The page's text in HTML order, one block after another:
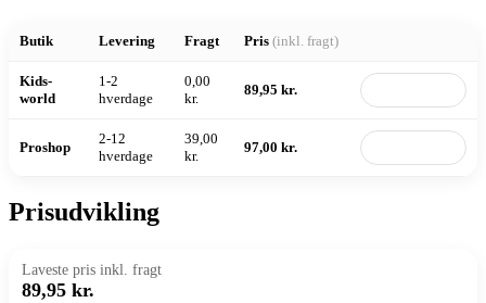
Butik Levering Fragt Pris (inkl. fragt)
Kids-
world
1-2
hverdage
0,00
kr.
89,95 kr.
Proshop
2-12
hverdage
39,00
kr.
97,00 kr.
Prisudvikling
Laveste pris inkl. fragt
89,95 kr.